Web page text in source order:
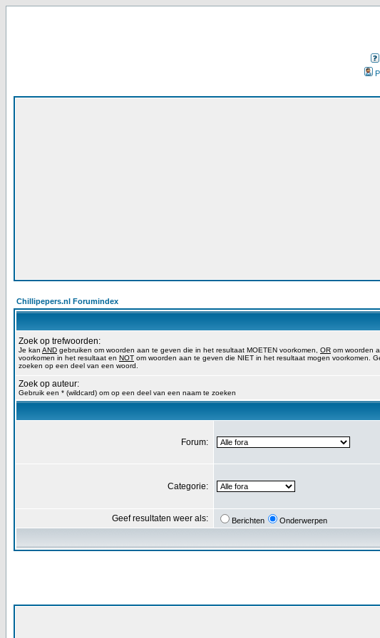
Chillipepers.nl Forumindex
Zoek op trefwoorden:
Je kan AND gebruiken om woorden aan te geven die in het resultaat MOETEN voorkomen, OR om woorden
voorkomen in het resultaat en NOT om woorden aan te geven die NIET in het resultaat mogen voorkomen.
zoeken op een deel van een woord.
Zoek op auteur:
Gebruik een * (wildcard) om op een deel van een naam te zoeken
Forum:
Categorie:
Geef resultaten weer als: Berichten Onderwerpen